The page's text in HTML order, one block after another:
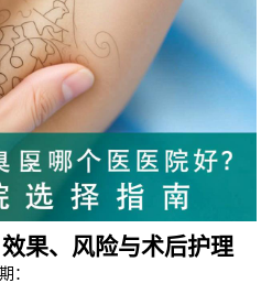
果、风险与术后护理
：